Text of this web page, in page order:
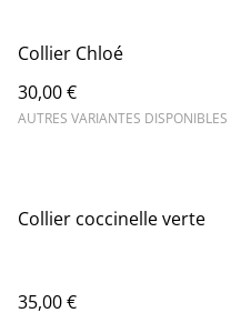
Collier Chloé
30,00 €
AUTRES VARIANTES DISPONIBLES
Collier coccinelle verte
35,00 €